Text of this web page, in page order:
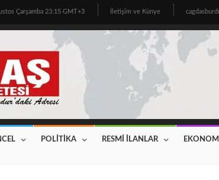
Çarşamba 23:15 GMT+3 İletişim ve Künye
POLİTİKA RESMİ İLANLAR EKONOMİ